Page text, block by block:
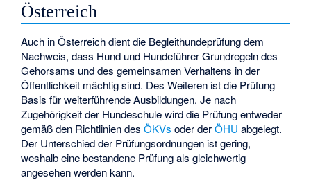
Österreich
Auch in Österreich dient die Begleithundeprüfung dem
Nachweis, dass Hund und Hundeführer Grundregeln des
Gehorsams und des gemeinsamen Verhaltens in der
Öffentlichkeit mächtig sind. Des Weiteren ist die Prüfung
Basis für weiterführende Ausbildungen. Je nach
Zugehörigkeit der Hundeschule wird die Prüfung entweder
gemäß den Richtlinien desÖKVs oder derÖHU abgelegt.
Der Unterschied der Prüfungsordnungen ist gering,
weshalb eine bestandene Prüfung als gleichwertig
angesehen werden kann.